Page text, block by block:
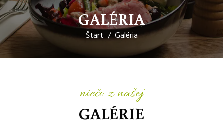
GALÉRIA
Štart Galéria
niečo z našej
GALÉRIE